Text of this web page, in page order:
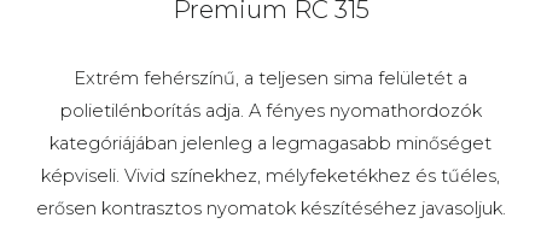
Premium RC 315
Extrém fehérszínű, a teljesen sima felületét a
polietilénborítás adja. A fényes nyomathordozók
kategóriájában jelenleg a legmagasabb minőséget
képviseli. Vivid színekhez, mélyfeketékhez és tűéles,
erősen kontrasztos nyomatok készítéséhez javasoljuk.